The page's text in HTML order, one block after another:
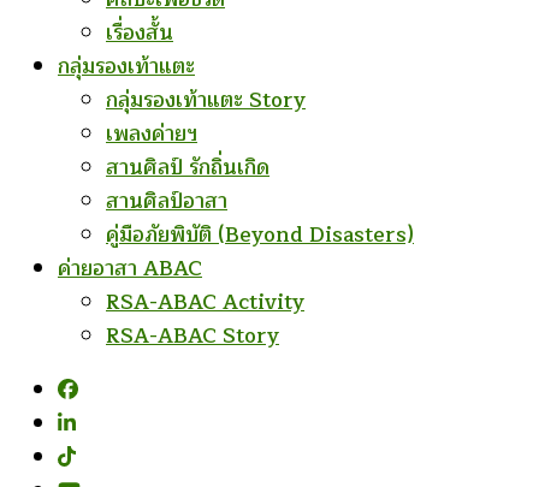
เรื่องสั้น
กลุ่มรองเท้าแตะ
กลุ่มรองเท้าแตะ Story
เพลงค่ายฯ
สานศิลป์ รักถิ่นเกิด
สานศิลป์อาสา
คู่มือภัยพิบัติ (Beyond Disasters)
ค่ายอาสา ABAC
RSA-ABAC Activity
RSA-ABAC Story